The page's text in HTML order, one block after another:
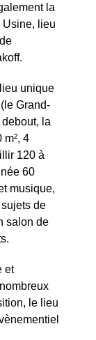
la
Usine, lieu
unique
Grand-
la
4
120 à
60
musique,
de
salon de
et
le lieu